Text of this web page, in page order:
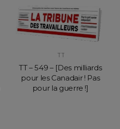
TT
TT – 549 – [Des milliards
pour les Canadair ! Pas
pour la guerre !]